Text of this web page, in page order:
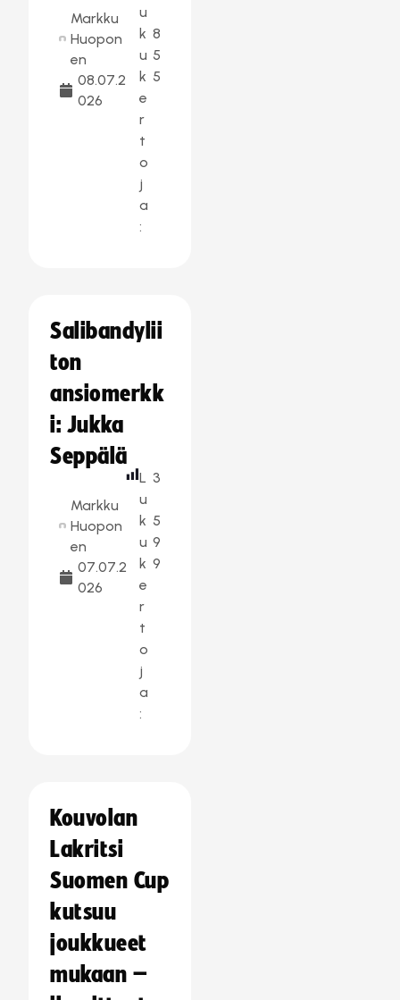
Markku
Huopon
en
08.07.2
026
u
k
u
k
e
r
t
o
j
a
:
8
5
5
Salibandylii
ton
ansiomerkk
i: Jukka
Seppälä
Markku
Huopon
en
07.07.2
026
L
u
k
u
k
e
r
t
o
j
a
:
3
5
9
9
Kouvolan
Lakritsi
Suomen Cup
kutsuu
joukkueet
mukaan –